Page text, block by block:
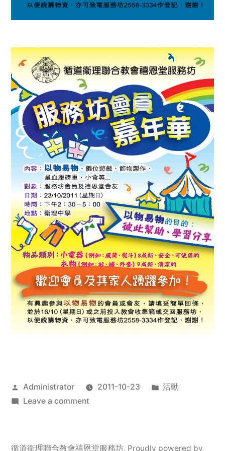
Posted
by
Administrator 2011-10-23
Posted
活動
Leave a commenton
服
循道衛理聯合教會禧恩堂服務坊, Proudly powered by